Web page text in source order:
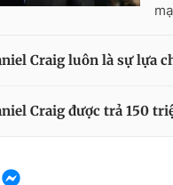
Craig luôn là sự lựa
Craig được trả 150